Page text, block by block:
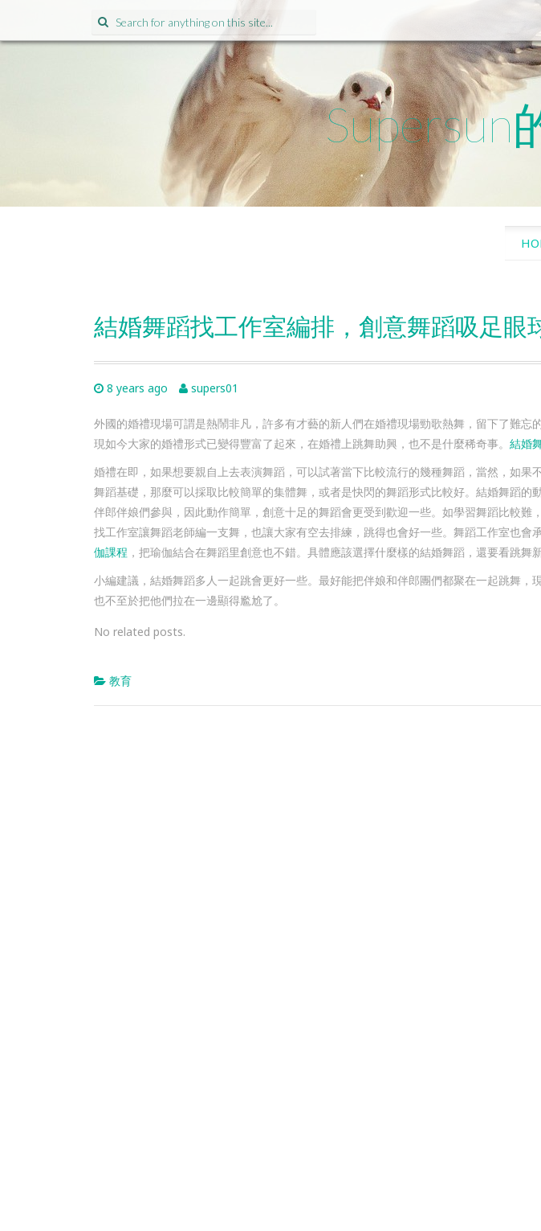
Search
for:
Supersun
結婚舞蹈找工作室編排，創意舞蹈吸足眼
8 years ago supers01
外國的婚禮現場可謂是熱鬧非凡，許多有才藝的新人們在婚禮現場勁歌熱舞，留下了難忘
現如今大家的婚禮形式已變得豐富了起來，在婚禮上跳舞助興，也不是什麼稀奇事。 結婚
婚禮在即，如果想要親自上去表演舞蹈，可以試著當下比較流行的幾種舞蹈，當然，如果
舞蹈基礎，那麼可以採取比較簡單的集體舞，或者是快閃的舞蹈形式比較好。結婚舞蹈的
伴郎伴娘們參與，因此動作簡單，創意十足的舞蹈會更受到歡迎一些。如學習舞蹈比較難
找工作室讓舞蹈老師編一支舞，也讓大家有空去排練，跳得也會好一些。舞蹈工作室也會
伽課程 ，把瑜伽結合在舞蹈里創意也不錯。具體應該選擇什麼樣的結婚舞蹈，還要看跳舞
小編建議，結婚舞蹈多人一起跳會更好一些。最好能把伴娘和伴郎團們都聚在一起跳舞，
也不至於把他們拉在一邊顯得尷尬了。
No related posts.
教育